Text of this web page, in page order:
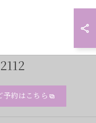
予約はこちら